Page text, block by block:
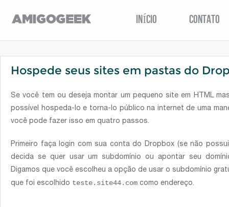
INÍCIO CONTATO
Hospede seus sites em pastas do
Se você tem ou deseja montar um pequeno site em HTML
possível hospeda-lo e torna-lo público na internet de uma
você pode fazer isso em quatro passos.
Primeiro faça login com sua conta do Dropbox (se não
decida se quer usar um subdomínio ou apontar seu
Digamos que você escolheu a opção de usar o subdomínio
que foi escolhido teste.site44.com como endereço.